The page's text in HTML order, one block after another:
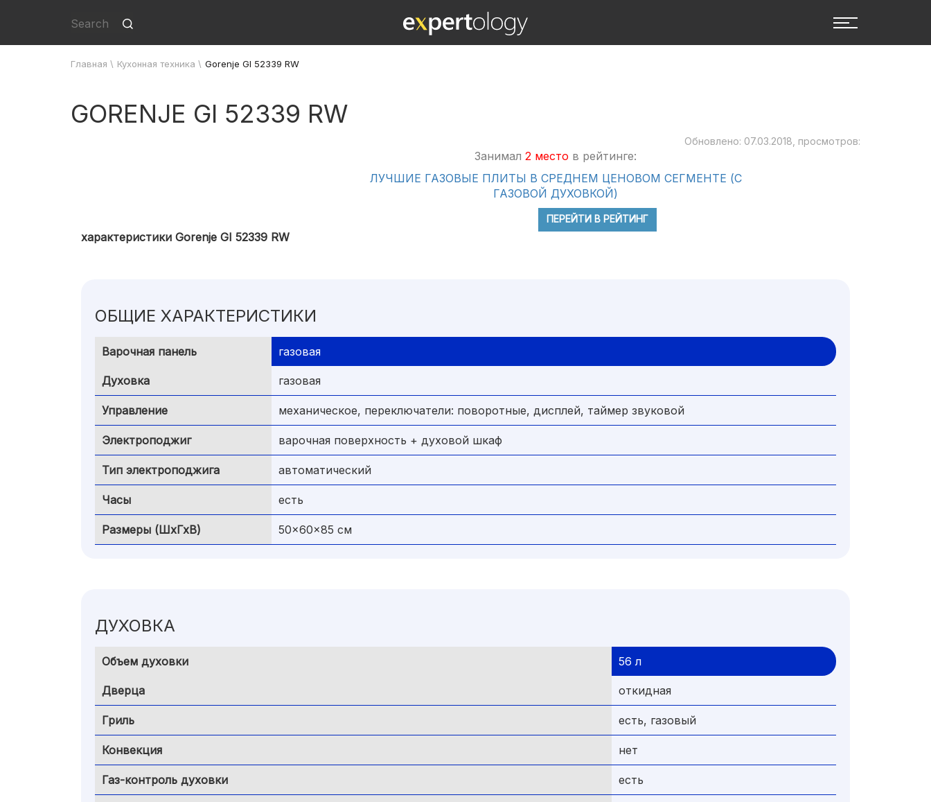
Главная \ Кухонная техника \ Gorenje GI 52339 RW
GORENJE GI 52339 RW
Обновлено: 07.03.2018, просмотров:
Занимал 2 место в рейтинге:
ЛУЧШИЕ ГАЗОВЫЕ ПЛИТЫ В СРЕДНЕМ ЦЕНОВОМ СЕГМЕНТЕ (С
ГАЗОВОЙ ДУХОВКОЙ)
ПЕРЕЙТИ В РЕЙТИНГ
характеристики Gorenje GI 52339 RW
ОБЩИЕ ХАРАКТЕРИСТИКИ
Варочная панель газовая
Духовка газовая
Управление механическое, переключатели: поворотные, дисплей, таймер звуковой
Электроподжиг варочная поверхность + духовой шкаф
Тип электроподжига автоматический
Часы есть
Размеры (ШхГхВ) 50x60x85 см
ДУХОВКА
Объем духовки 56 л
Дверца откидная
Гриль есть, газовый
Конвекция нет
Газ-контроль духовки есть